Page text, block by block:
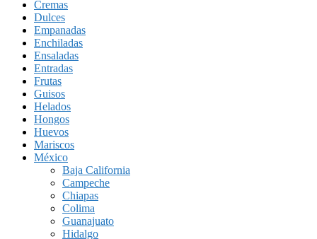
Cremas
Dulces
Empanadas
Enchiladas
Ensaladas
Entradas
Frutas
Guisos
Helados
Hongos
Huevos
Mariscos
México
Baja California
Campeche
Chiapas
Colima
Guanajuato
Hidalgo